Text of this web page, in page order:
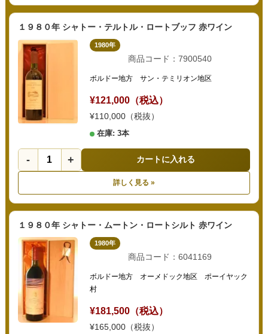
１９８０年 シャトー・テルトル・ロートブッフ 赤ワイン
1980年
商品コード：7900540
ボルドー地方 サン・テミリオン地区
¥121,000（税込）
¥110,000（税抜）
在庫: 3本
- + カートに入れる
詳しく見る »
１９８０年 シャトー・ムートン・ロートシルト 赤ワイン
1980年
商品コード：6041169
ボルドー地方 オーメドック地区 ポーイヤック
村
¥181,500（税込）
¥165,000（税抜）